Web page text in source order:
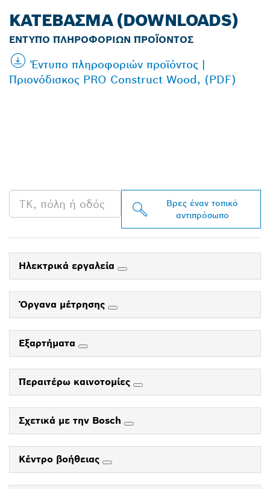
ΚΑΤΈΒΑΣΜΑ (DOWNLOADS)
ΈΝΤΥΠΟ ΠΛΗΡΟΦΟΡΙΏΝ ΠΡΟΪΌΝΤΟΣ
Έντυπο πληροφοριών προϊόντος |
Πριονόδισκος PRO Construct Wood, (PDF)
Βρες έναν τοπικό
αντιπρόσωπο
Ηλεκτρικά εργαλεία
Όργανα μέτρησης
Εξαρτήματα
Περαιτέρω καινοτομίες
Σχετικά με την Bosch
Κέντρο βοήθειας